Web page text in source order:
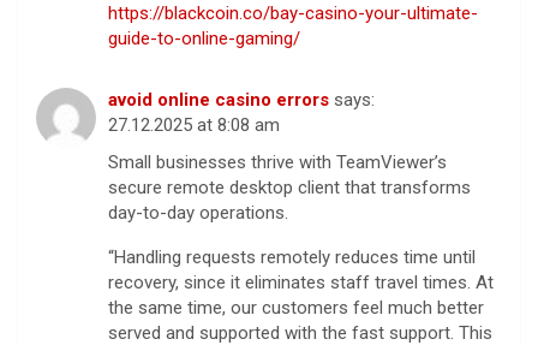
https://blackcoin.co/bay-casino-your-ultimate-
guide-to-online-gaming/
avoid online casino errors says:
27.12.2025 at 8:08 am
Small businesses thrive with TeamViewer’s
secure remote desktop client that transforms
day-to-day operations.
“Handling requests remotely reduces time until
recovery, since it eliminates staff travel times. At
the same time, our customers feel much better
served and supported with the fast support. This